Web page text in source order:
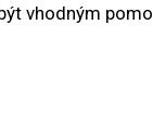
vhodným